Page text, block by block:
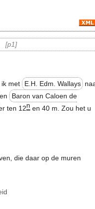
p1
met E.H. Edm. Wallays
Baron van Caloen de
ten 12nen 40 m. Zou het u
die daar op de muren